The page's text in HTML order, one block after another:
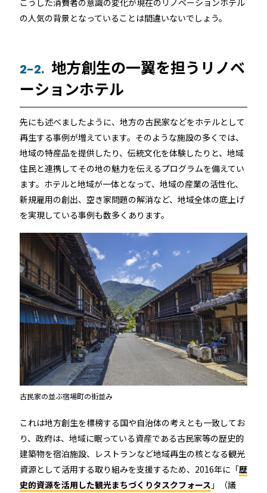
こうした消費者の意識の変化が現在のリノベーションホテル
の人気の背景となっていることは間違いないでしょう。
2-2. 地方創生の一翼を担うリノベ
ーションホテル
先にも述べましたように、地方の古民家などをホテルとして
再生する事例が増えています。そのような施設の多くでは、
地域の特産品を提供したり、伝統文化を体験したりと、地域
住民と連携してその地の魅力を伝えるプログラムを備えてい
ます。ホテルと地域が一体となって、地域の産業の活性化、
新規雇用の創出、空き家問題の解消など、地域全体の底上げ
を実現している事例も数多くあります。
古民家の並ぶ宿場町の街並み
これは地方創生を標榜する国や自治体の考えとも一致してお
り、政府は、地域に眠っている資産である古民家等の歴史的
建築物を宿泊施設、レストランなど地域再生の核となる観光
資源として活用する取り組みを支援するため、2016年に「歴
史的資源を活用した観光まちづくりタスクフォース 」（議